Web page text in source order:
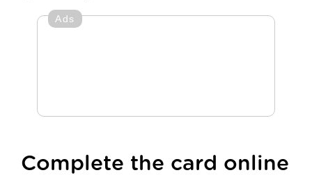
Ads
Complete the card online